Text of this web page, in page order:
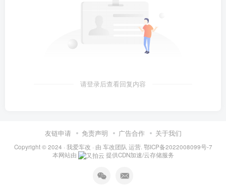
请登录后查看回复内容
友链申请 免责声明 广告合作 关于我们
Copyright © 2024 · 我爱车改 · 由 车改团队 运营. 鄂ICP备2022008099号-7
本网站由
提供CDN加速/云存储服务